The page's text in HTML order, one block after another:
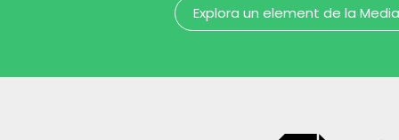
Explora un element de la